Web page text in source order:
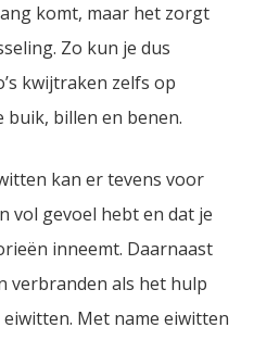
komt, maar het zorgt
Zo kun je dus
kwijtraken zelfs op
buik, billen en benen.
kan er tevens voor
vol gevoel hebt en dat je
inneemt. Daarnaast
verbranden als het hulp
Met name eiwitten